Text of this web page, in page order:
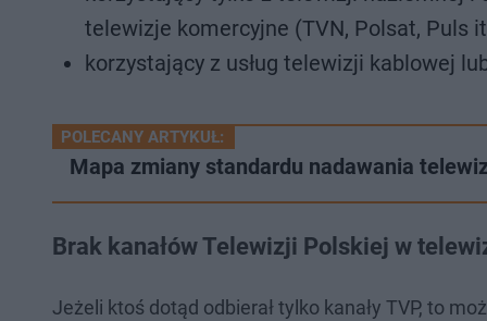
telewizje komercyjne (TVN, Polsat, Puls
korzystający z usług telewizji kablowej
POLECANY ARTYKUŁ:
Mapa zmiany standardu nadawania
Brak kanałów Telewizji Polskiej w
Jeżeli ktoś dotąd odbierał tylko kanały TVP, to